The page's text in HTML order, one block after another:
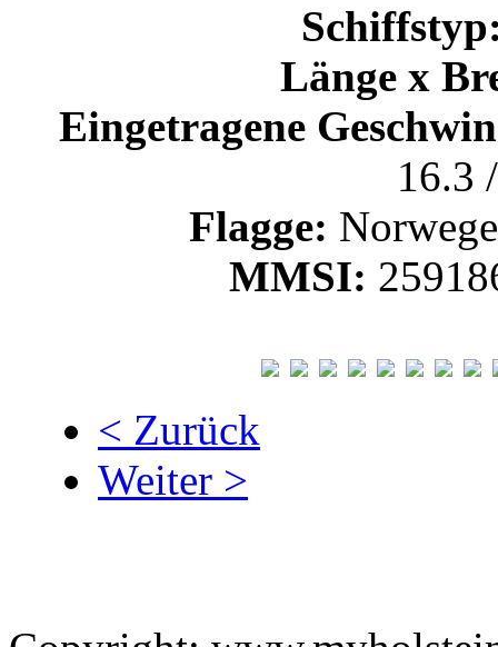
Länge x
Eingetragene
16.3
Flagge:
MMSI:
< Zurück
Weiter >